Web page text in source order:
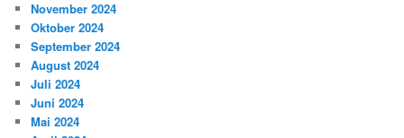
November 2024
Oktober 2024
September 2024
August 2024
Juli 2024
Juni 2024
Mai 2024